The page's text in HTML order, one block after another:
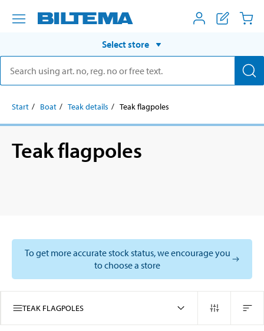
Select store
Start Boat Teak details Teak flagpoles
Teak flagpoles
To get more accurate stock status, we encourage you
to choose a store
TEAK FLAGPOLES